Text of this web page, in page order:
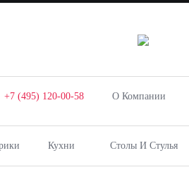
+7 (495) 120-00-58 О Компании
Кухни Столы И Стулья